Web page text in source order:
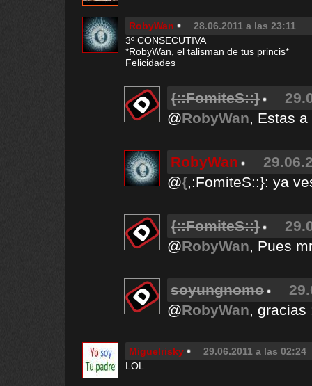
RobyWan
28.06.2011 a las 23:11
3º CONSECUTIVA
*RobyWan, el talisman de tus princis*
Felicidades
{::FomiteS::}
@RobyWan, Estas
RobyWan
@{,:FomiteS::}: ya
{::FomiteS::}
@RobyWan, Pues
soyungnomo
@RobyWan, gracias
Miguelrisky
29.06.2011 a las 02:24
LOL